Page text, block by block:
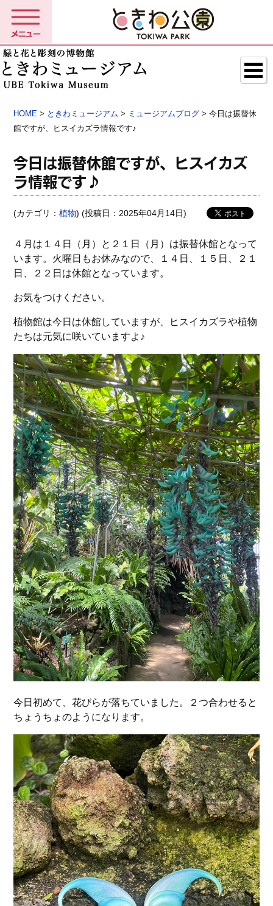
HOME > ときわミュージアム > ミュージアムブログ > 今日は振替休
館ですが、ヒスイカズラ情報です♪
今日は振替休館ですが、ヒスイカズ
ラ情報です♪
(カテゴリ：植物) (投稿日：2025年04月14日)
４月は１４日（月）と２１日（月）は振替休館となって
います。火曜日もお休みなので、１４日、１５日、２１
日、２２日は休館となっています。
お気をつけください。
植物館は今日は休館していますが、ヒスイカズラや植物
たちは元気に咲いていますよ♪
今日初めて、花びらが落ちていました。２つ合わせると
ちょうちょのようになります。